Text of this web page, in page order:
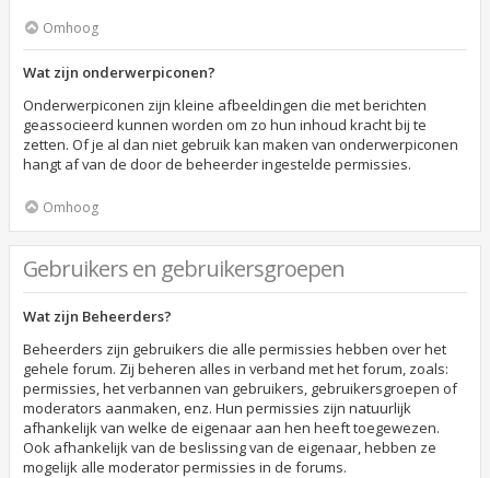
Omhoog
Wat zijn onderwerpiconen?
Onderwerpiconen zijn kleine afbeeldingen die met berichten
geassocieerd kunnen worden om zo hun inhoud kracht bij te
zetten. Of je al dan niet gebruik kan maken van onderwerpiconen
hangt af van de door de beheerder ingestelde permissies.
Omhoog
Gebruikers en gebruikersgroepen
Wat zijn Beheerders?
Beheerders zijn gebruikers die alle permissies hebben over het
gehele forum. Zij beheren alles in verband met het forum, zoals:
permissies, het verbannen van gebruikers, gebruikersgroepen of
moderators aanmaken, enz. Hun permissies zijn natuurlijk
afhankelijk van welke de eigenaar aan hen heeft toegewezen.
Ook afhankelijk van de beslissing van de eigenaar, hebben ze
mogelijk alle moderator permissies in de forums.